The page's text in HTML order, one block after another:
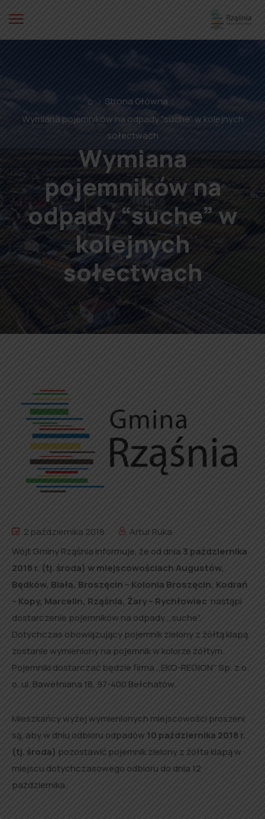
⌂
Strona Główna
Wymiana pojemników na odpady “suche” w kolejnych
sołectwach
Wymiana
pojemników na
odpady “suche” w
kolejnych
sołectwach
2 października 2018
Artur Ruka
Wójt Gminy Rząśnia informuje, że od dnia 3 października
2018 r. (tj. środa) w miejscowościach Augustów,
Będków, Biała, Broszęcin – Kolonia Broszęcin, Kodrań
– Kopy, Marcelin, Rząśnia, Żary – Rychłowiec nastąpi
dostarczenie pojemników na odpady ,,suche”.
Dotychczas obowiązujący pojemnik zielony z żółtą klapą
zostanie wymieniony na pojemnik w kolorze żółtym.
Pojemniki dostarczać będzie firma ,,EKO-REGION’’ Sp. z o.
o. ul. Bawełniana 18, 97-400 Bełchatów.
Mieszkańcy wyżej wymienionych miejscowości proszeni
są, aby w dniu odbioru odpadów 10 października 2018 r.
(tj. środa) pozostawić pojemnik zielony z żółta klapą w
miejscu dotychczasowego odbioru do dnia 12
października.